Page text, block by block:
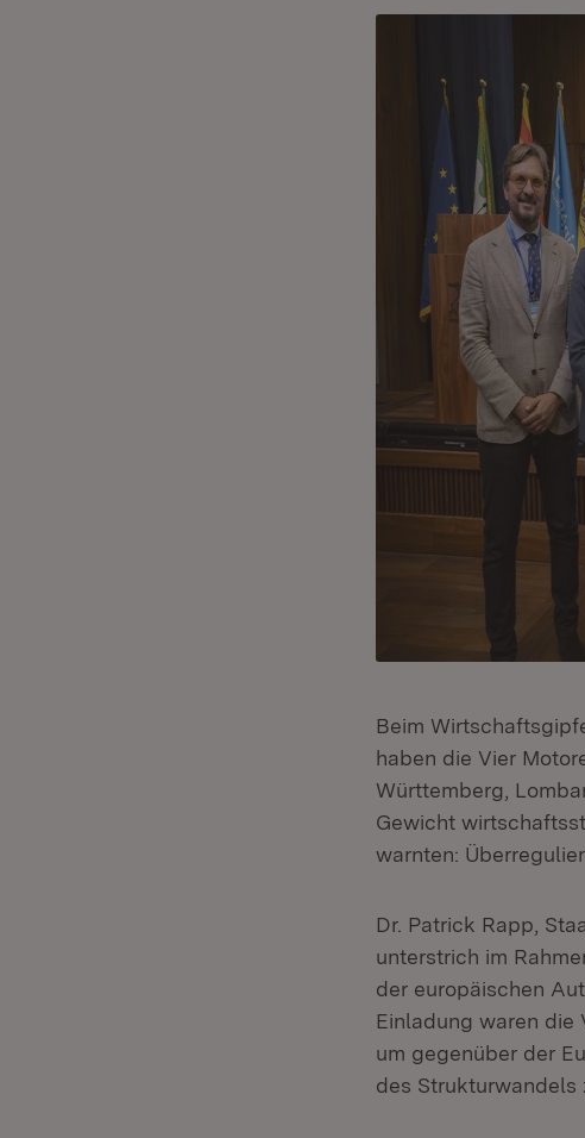
Beim
haben die Vier
Württemberg,
Gewicht
warnten:
Dr. Patrick Rapp,
unterstrich im
der europäischen
Einladung waren die
um gegenüber der
des Strukturwandels